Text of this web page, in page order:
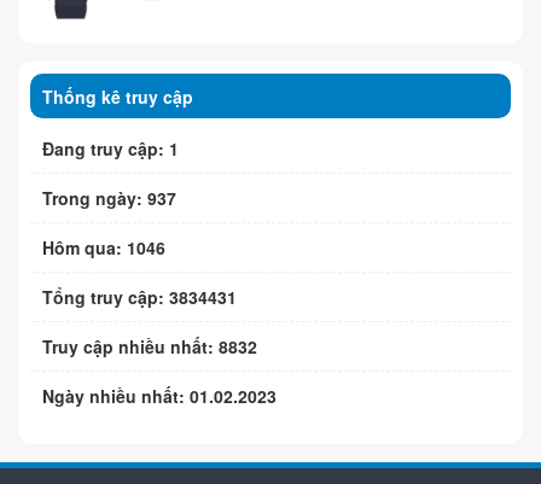
Thống kê truy cập
Đang truy cập: 1
Trong ngày: 937
Hôm qua: 1046
Tổng truy cập: 3834431
Truy cập nhiều nhất: 8832
Ngày nhiều nhất: 01.02.2023